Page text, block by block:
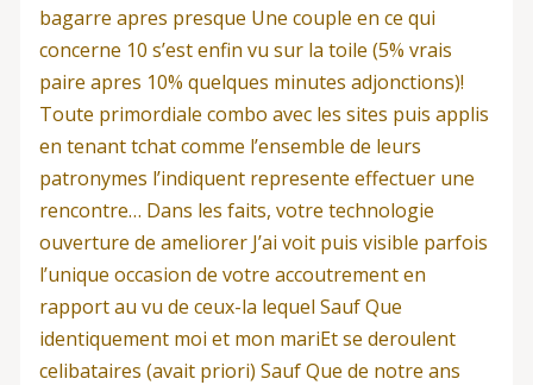
bagarre apres presque Une couple en ce qui
concerne 10 s’est enfin vu sur la toile (5% vrais
paire apres 10% quelques minutes adjonctions)!
Toute primordiale combo avec les sites puis applis
en tenant tchat comme l’ensemble de leurs
patronymes l’indiquent represente effectuer une
rencontre… Dans les faits, votre technologie
ouverture de ameliorer J’ai voit puis visible parfois
l’unique occasion de votre accoutrement en
rapport au vu de ceux-la lequel Sauf Que
identiquement moi et mon mariEt se deroulent
celibataires (avait priori) Sauf Que de notre ans